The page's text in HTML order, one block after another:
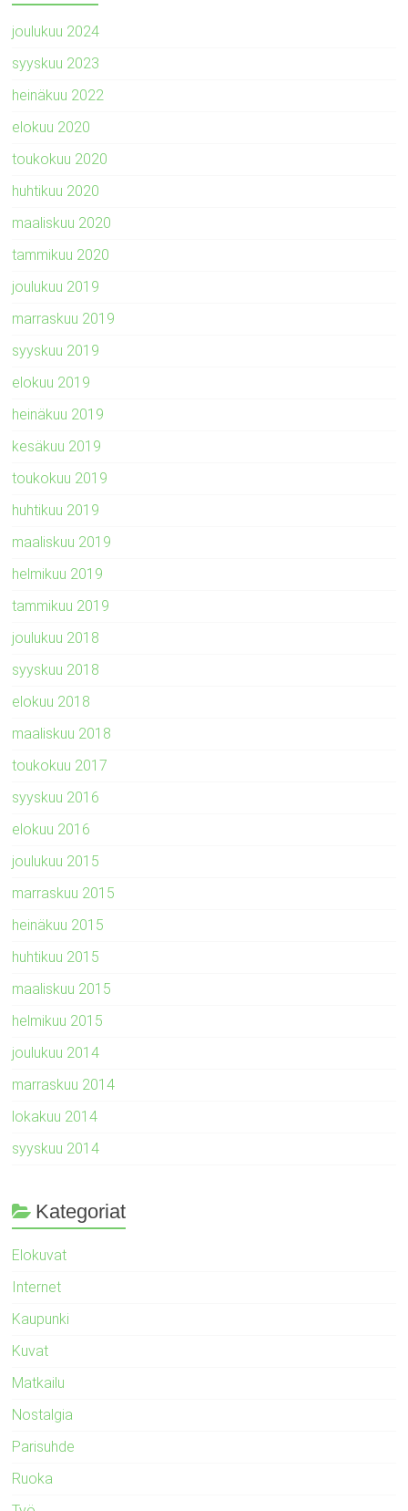
joulukuu 2024
syyskuu 2023
heinäkuu 2022
elokuu 2020
toukokuu 2020
huhtikuu 2020
maaliskuu 2020
tammikuu 2020
joulukuu 2019
marraskuu 2019
syyskuu 2019
elokuu 2019
heinäkuu 2019
kesäkuu 2019
toukokuu 2019
huhtikuu 2019
maaliskuu 2019
helmikuu 2019
tammikuu 2019
joulukuu 2018
syyskuu 2018
elokuu 2018
maaliskuu 2018
toukokuu 2017
syyskuu 2016
elokuu 2016
joulukuu 2015
marraskuu 2015
heinäkuu 2015
huhtikuu 2015
maaliskuu 2015
helmikuu 2015
joulukuu 2014
marraskuu 2014
lokakuu 2014
syyskuu 2014
Kategoriat
Elokuvat
Internet
Kaupunki
Kuvat
Matkailu
Nostalgia
Parisuhde
Ruoka